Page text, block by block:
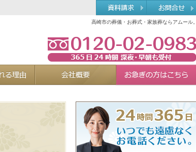
高崎市の葬儀・お葬式・家族葬ならアムール。